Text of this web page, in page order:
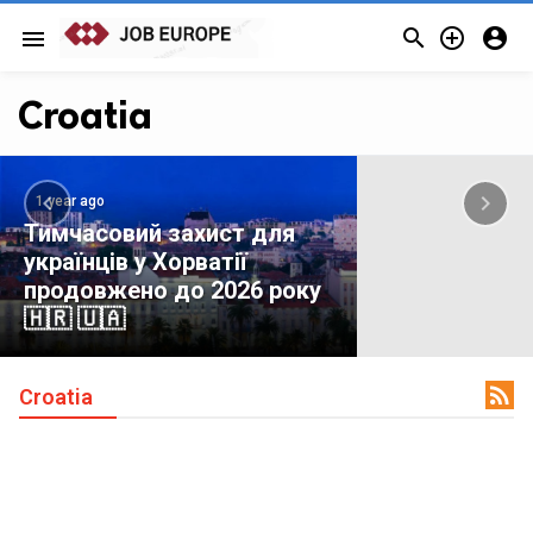
menu   
Croatia
1 year ago
Тимчасовий захист для
українців у Хорватії
продовжено до 2026 року
🇭🇷 🇺🇦
 
Croatia 